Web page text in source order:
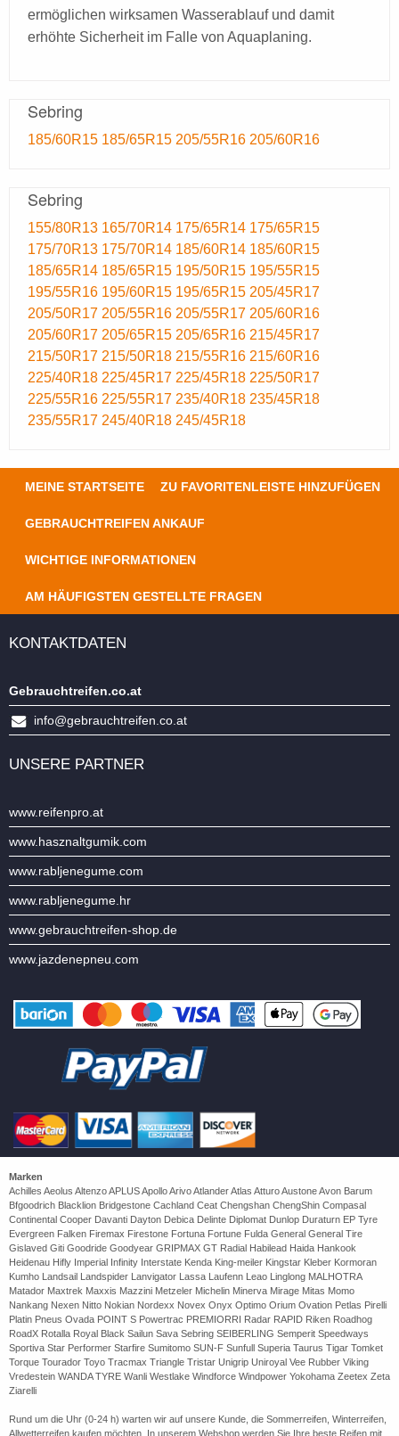
ermöglichen wirksamen Wasserablauf und damit
erhöhte Sicherheit im Falle von Aquaplaning.
Sebring
185/60R15 185/65R15 205/55R16 205/60R16
Sebring
155/80R13 165/70R14 175/65R14 175/65R15
175/70R13 175/70R14 185/60R14 185/60R15
185/65R14 185/65R15 195/50R15 195/55R15
195/55R16 195/60R15 195/65R15 205/45R17
205/50R17 205/55R16 205/55R17 205/60R16
205/60R17 205/65R15 205/65R16 215/45R17
215/50R17 215/50R18 215/55R16 215/60R16
225/40R18 225/45R17 225/45R18 225/50R17
225/55R16 225/55R17 235/40R18 235/45R18
235/55R17 245/40R18 245/45R18
MEINE STARTSEITE ZU FAVORITENLEISTE HINZUFÜGEN
GEBRAUCHTREIFEN ANKAUF
WICHTIGE INFORMATIONEN
AM HÄUFIGSTEN GESTELLTE FRAGEN
KONTAKTDATEN
Gebrauchtreifen.co.at
info@gebrauchtreifen.co.at
UNSERE PARTNER
www.reifenpro.at
www.hasznaltgumik.com
www.rabljenegume.com
www.rabljenegume.hr
www.gebrauchtreifen-shop.de
www.jazdenepneu.com
Marken
Achilles Aeolus Altenzo APLUS Apollo Arivo Atlander Atlas Atturo Austone Avon Barum
Bfgoodrich Blacklion Bridgestone Cachland Ceat Chengshan ChengShin Compasal
Continental Cooper Davanti Dayton Debica Delinte Diplomat Dunlop Duraturn EP Tyre
Evergreen Falken Firemax Firestone Fortuna Fortune Fulda General General Tire
Gislaved Giti Goodride Goodyear GRIPMAX GT Radial Habilead Haida Hankook
Heidenau Hifly Imperial Infinity Interstate Kenda King-meiler Kingstar Kleber Kormoran
Kumho Landsail Landspider Lanvigator Lassa Laufenn Leao Linglong MALHOTRA
Matador Maxtrek Maxxis Mazzini Metzeler Michelin Minerva Mirage Mitas Momo
Nankang Nexen Nitto Nokian Nordexx Novex Onyx Optimo Orium Ovation Petlas Pirelli
Platin Pneus Ovada POINT S Powertrac PREMIORRI Radar RAPID Riken Roadhog
RoadX Rotalla Royal Black Sailun Sava Sebring SEIBERLING Semperit Speedways
Sportiva Star Performer Starfire Sumitomo SUN-F Sunfull Superia Taurus Tigar Tomket
Torque Tourador Toyo Tracmax Triangle Tristar Unigrip Uniroyal Vee Rubber Viking
Vredestein WANDA TYRE Wanli Westlake Windforce Windpower Yokohama Zeetex Zeta
Ziarelli
Rund um die Uhr (0-24 h) warten wir auf unsere Kunde, die Sommerreifen, Winterreifen,
Allwetterreifen kaufen möchten. In unserem Webshop werden Sie Ihre beste Reifen mit